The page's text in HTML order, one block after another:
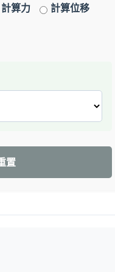
計算力 計算位移
置